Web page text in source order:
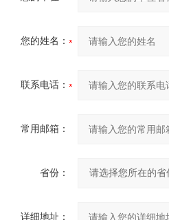
您的姓名：
联系电话：
常用邮箱：
省份：
详细地址：